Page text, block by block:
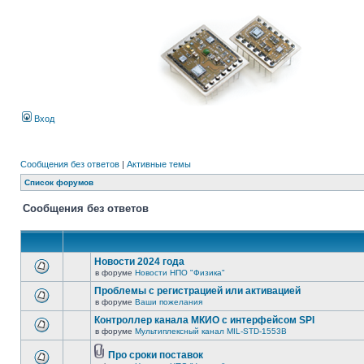
Вход
Сообщения без ответов | Активные темы
Список форумов
Сообщения без ответов
Новости 2024 года
в форуме Новости НПО "Физика"
Проблемы с регистрацией или активацией
в форуме Ваши пожелания
Контроллер канала МКИО с интерфейсом SPI
в форуме Мультиплексный канал MIL-STD-1553B
Про сроки поставок